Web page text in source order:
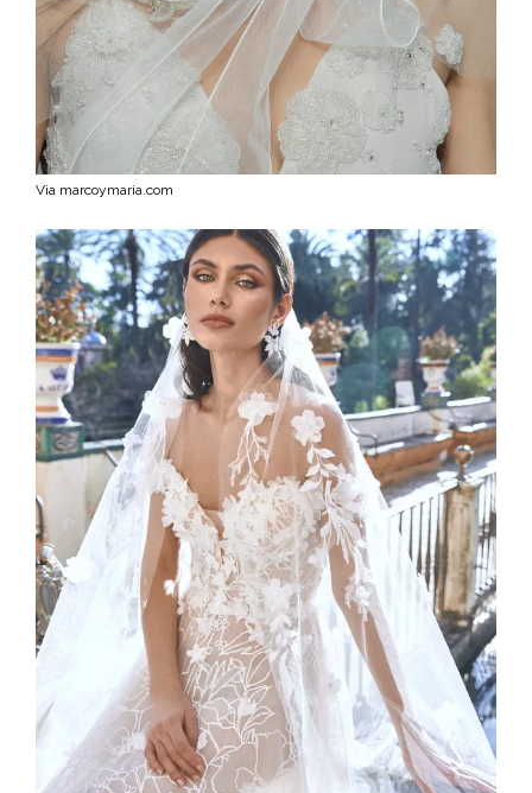
Via marcoymaria.com